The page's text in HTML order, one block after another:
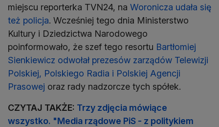
miejscu reporterka TVN24, na Woronicza udała się
też policja. Wcześniej tego dnia Ministerstwo
Kultury i Dziedzictwa Narodowego
poinformowało, że szef tego resortu Bartłomiej
Sienkiewicz odwołał prezesów zarządów Telewizji
Polskiej, Polskiego Radia i Polskiej Agencji
Prasowej oraz rady nadzorcze tych spółek.
CZYTAJ TAKŻE: Trzy zdjęcia mówiące
wszystko. "Media rządowe PiS - z politykiem